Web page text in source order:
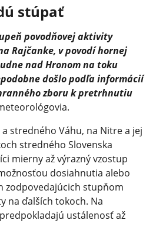
stúpať
povodňovej aktivity
Rajčanke, v povodí hornej
nad Hronom na toku
došlo podľa informácií
zboru k pretrhnutiu
stredného Váhu, na Nitre a jej
stredného Slovenska
mierny až výrazný vzostup
dosiahnutia alebo
zodpovedajúcich stupňom
na ďalších tokoch. Na
ustálenosť až